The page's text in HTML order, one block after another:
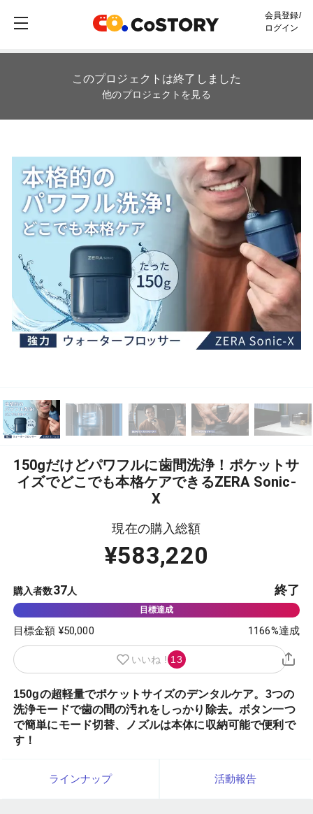
会員登録/
ログイン
このプロジェクトは終了しました
他のプロジェクトを見る
150gだけどパワフルに歯間洗浄！ポケットサ
イズでどこでも本格ケアできるZERA Sonic-
X
現在の購入総額
¥583,220
購入者数37人 終了
目標金額 ¥50,000 1166%達成
いいね ! 13
150gの超軽量でポケットサイズのデンタルケア。3つの
洗浄モードで歯の間の汚れをしっかり除去。ボタン一つ
で簡単にモード切替、ノズルは本体に収納可能で便利で
す！
ラインナップ 活動報告